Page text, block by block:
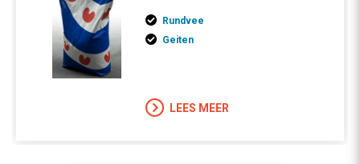
Rundvee
Geiten
LEES MEER